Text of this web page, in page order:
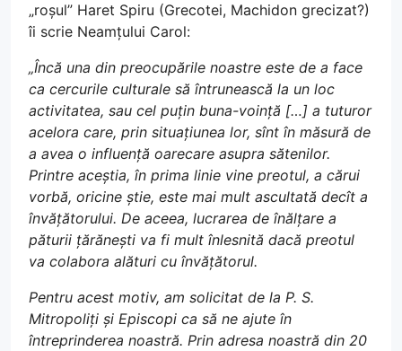
„roșul” Haret Spiru (Grecotei, Machidon grecizat?)
îi scrie Neamțului Carol:
„Încă una din preocupările noastre este de a face
ca cercurile culturale să întrunească la un loc
activitatea, sau cel puțin buna-voință […] a tuturor
acelora care, prin situațiunea lor, sînt în măsură de
a avea o influență oarecare asupra sătenilor.
Printre aceștia, în prima linie vine preotul, a cărui
vorbă, oricine știe, este mai mult ascultată decît a
învățătorului. De aceea, lucrarea de înălțare a
păturii țărănești va fi mult înlesnită dacă preotul
va colabora alături cu învățătorul.
Pentru acest motiv, am solicitat de la P. S.
Mitropoliți și Episcopi ca să ne ajute în
întreprinderea noastră. Prin adresa noastră din 20